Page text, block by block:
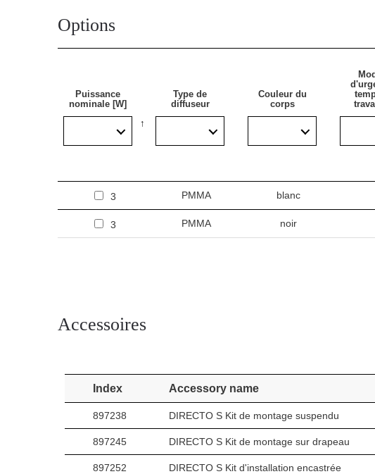
Options
Puissance
nominale [W]
Type de
diffuseur
Couleur du
corps
3 PMMA blanc
3 PMMA noir
Accessoires
Index Accessory name
897238 DIRECTO S Kit de montage suspendu
897245 DIRECTO S Kit de montage sur drapeau
897252 DIRECTO S Kit d'installation encastrée